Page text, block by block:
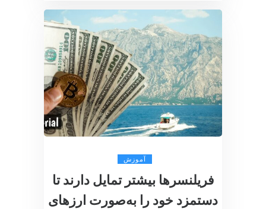
آموزش
فریلنسرها بیشتر تمایل دارند تا
دستمزد خود را به‌صورت ارزهای